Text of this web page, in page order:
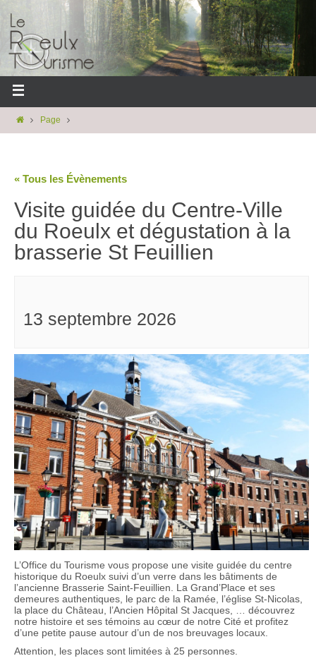
Page
« Tous les Évènements
Visite guidée du Centre-Ville
du Roeulx et dégustation à la
brasserie St Feuillien
13 septembre 2026
L’Office du Tourisme vous propose une visite guidée du centre
historique du Roeulx suivi d’un verre dans les bâtiments de
l’ancienne Brasserie Saint-Feuillien. La Grand’Place et ses
demeures authentiques, le parc de la Ramée, l’église St-Nicolas,
la place du Château, l’Ancien Hôpital St Jacques, … découvrez
notre histoire et ses témoins au cœur de notre Cité et profitez
d’une petite pause autour d’un de nos breuvages locaux.
Attention, les places sont limitées à 25 personnes.